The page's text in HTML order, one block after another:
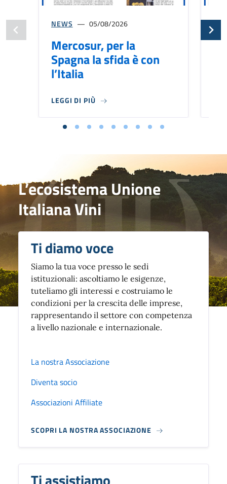
NEWS 05/08/2026
Mercosur, per la
Spagna la sfida è con
l’Italia
LEGGI DI PIÙ
L’ecosistema Unione
Italiana Vini
Ti diamo voce
Siamo la tua voce presso le sedi
istituzionali: ascoltiamo le esigenze,
tuteliamo gli interessi e costruiamo le
condizioni per la crescita delle imprese,
rappresentando il settore con competenza
a livello nazionale e internazionale.
La nostra Associazione
Diventa socio
Associazioni Affiliate
SCOPRI LA NOSTRA ASSOCIAZIONE